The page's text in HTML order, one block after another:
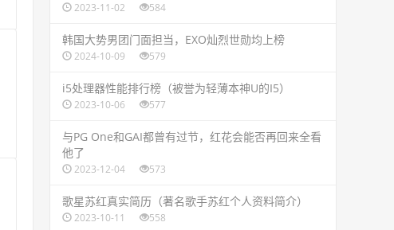
2023-11-02 584
​韩国大势男团门面担当，EXO灿烈世勋均上榜
2024-10-09 579
​i5处理器性能排行榜（被誉为轻薄本神U的I5）
2023-10-06 577
​与PG One和GAI都曾有过节，红花会能否再回来全看
他了
2023-12-04 573
​歌星苏红真实简历（著名歌手苏红个人资料简介）
2023-10-11 558